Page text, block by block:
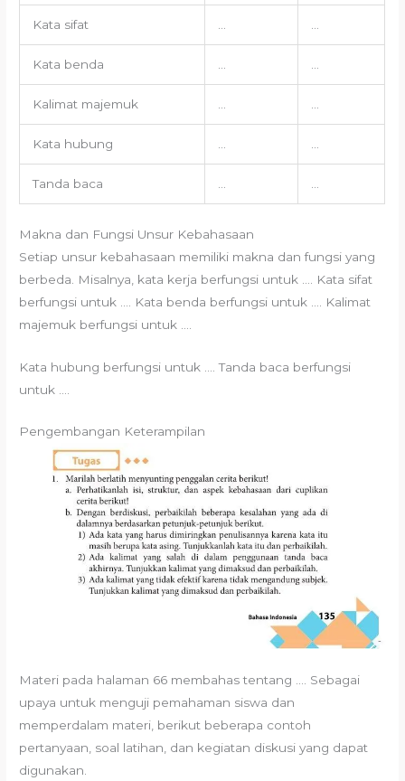
Kata sifat
Kata benda
Kalimat majemuk
Kata hubung
Tanda baca
Makna dan Fungsi Unsur Kebahasaan
Setiap unsur kebahasaan memiliki makna dan fungsi yang
berbeda. Misalnya, kata kerja berfungsi untuk …. Kata sifat
berfungsi untuk …. Kata benda berfungsi untuk …. Kalimat
majemuk berfungsi untuk ….
Kata hubung berfungsi untuk …. Tanda baca berfungsi
untuk ….
Pengembangan Keterampilan
Materi pada halaman 66 membahas tentang …. Sebagai
upaya untuk menguji pemahaman siswa dan
memperdalam materi, berikut beberapa contoh
pertanyaan, soal latihan, dan kegiatan diskusi yang dapat
digunakan.